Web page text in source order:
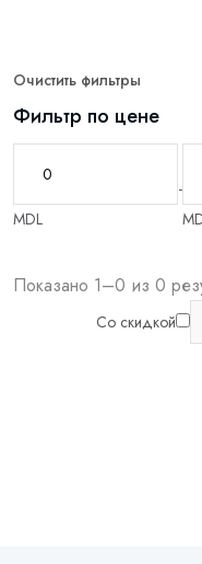
Очистить фильтры
Фильтр по цене
MDL
-
Показано 1–0 из 0
Со скидкой